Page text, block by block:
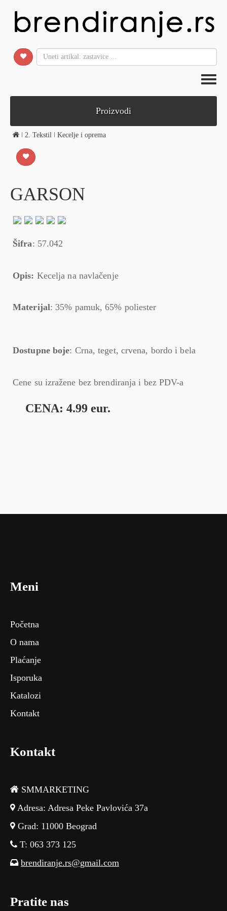
Proizvodi
2. Tekstil Kecelje i oprema
GARSON
Šifra: 57.042
Opis: Kecelja na navlačenje
Materijal: 35% pamuk, 65% poliester
Dostupne boje: Crna, teget, crvena, bordo i bela
Cene su izražene bez brendiranja i bez PDV-a
CENA: 4.99 eur.
Meni
Početna
O nama
Plaćanje
Isporuka
Katalozi
Kontakt
Kontakt
SMMARKETING
Adresa: Adresa Peke Pavlovića 37a
Grad: 11000 Beograd
T: 063 373 125
brendiranje.rs@gmail.com
Pratite nas